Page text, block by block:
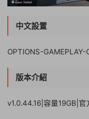
中文設置
OPTIONS-
版本介紹
v1.0.44.16|容量19GB|